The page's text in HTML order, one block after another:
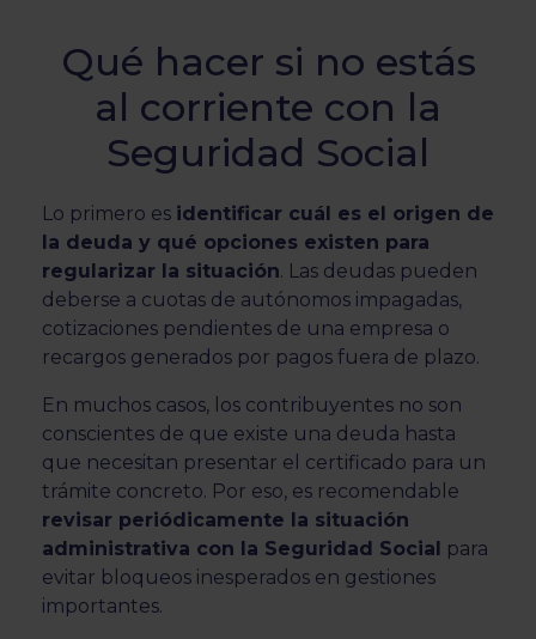
Qué hacer si no estás
al corriente con la
Seguridad Social
Lo primero es identificar cuál es el origen de
la deuda y qué opciones existen para
regularizar la situación. Las deudas pueden
deberse a cuotas de autónomos impagadas,
cotizaciones pendientes de una empresa o
recargos generados por pagos fuera de plazo.
En muchos casos, los contribuyentes no son
conscientes de que existe una deuda hasta
que necesitan presentar el certificado para un
trámite concreto. Por eso, es recomendable
revisar periódicamente la situación
administrativa con la Seguridad Social para
evitar bloqueos inesperados en gestiones
importantes.